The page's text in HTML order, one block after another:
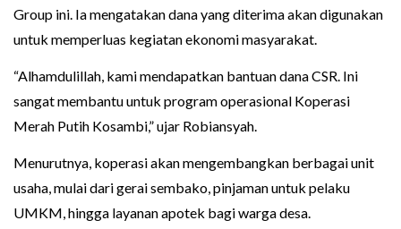
Group ini. Ia mengatakan dana yang diterima akan digunakan
untuk memperluas kegiatan ekonomi masyarakat.
“Alhamdulillah, kami mendapatkan bantuan dana CSR. Ini
sangat membantu untuk program operasional Koperasi
Merah Putih Kosambi,” ujar Robiansyah.
Menurutnya, koperasi akan mengembangkan berbagai unit
usaha, mulai dari gerai sembako, pinjaman untuk pelaku
UMKM, hingga layanan apotek bagi warga desa.